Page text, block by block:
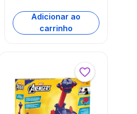
Adicionar ao
carrinho